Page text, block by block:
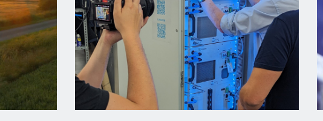
Unternehmensportaits